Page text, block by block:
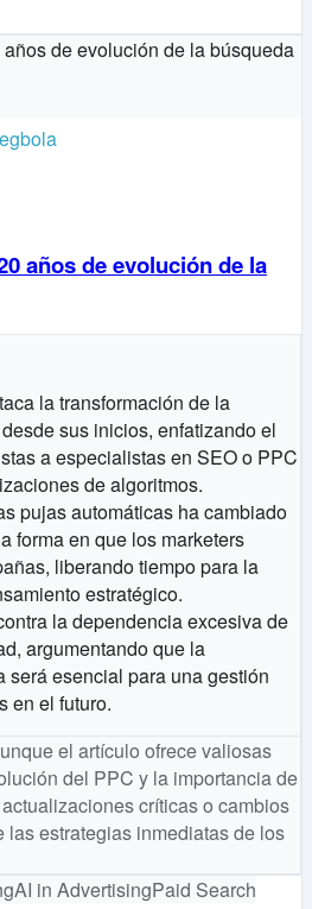
años de evolución de la
la transformación de la
sus inicios, enfatizando el
a especialistas en SEO o PPC
de algoritmos.
pujas automáticas ha cambiado
forma en que los marketers
liberando tiempo para la
estratégico.
la dependencia excesiva de
argumentando que la
será esencial para una gestión
en el futuro.
el artículo ofrece valiosas
del PPC y la importancia de
críticas o cambios
las estrategias inmediatas de los
AI in AdvertisingPaid Search